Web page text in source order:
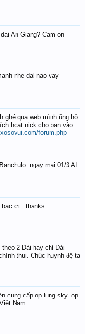
An Giang? Cam on
nhe dai nao vay
ghé qua web mình ũng hộ
hoạt nick cho bạn vào
forum.php
mai 01/3 AL
bác ơi...thanks
theo 2 Đài hay chỉ Đài
thui. Chúc huynh đệ ta
cung cấp op lung sky- op
Nam